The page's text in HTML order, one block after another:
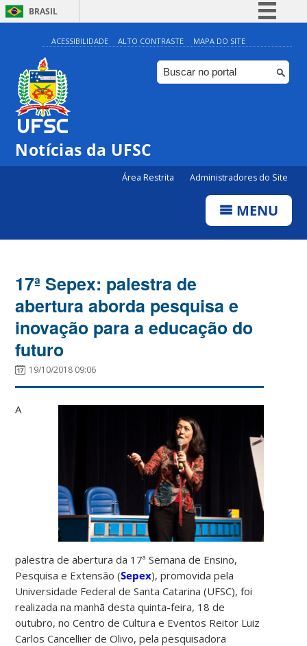
BRASIL
Simplifique!
Comunica BR
Participe
ACESSIBILIDADE ALTO CONTRASTE MAPA DO SITE
Notícias da UFSC
Área Restrita Administradores do Site
MENU
17ª Sepex: palestra de
abertura aborda pesquisa e
inovação para a educação do
futuro
19/10/2018 09:06
A
palestra de abertura da 17ª Semana de Ensino,
Pesquisa e Extensão (Sepex), promovida pela
Universidade Federal de Santa Catarina (UFSC), foi
realizada na manhã desta quinta-feira, 18 de
outubro, no Centro de Cultura e Eventos Reitor Luiz
Carlos Cancellier de Olivo, pela pesquisadora